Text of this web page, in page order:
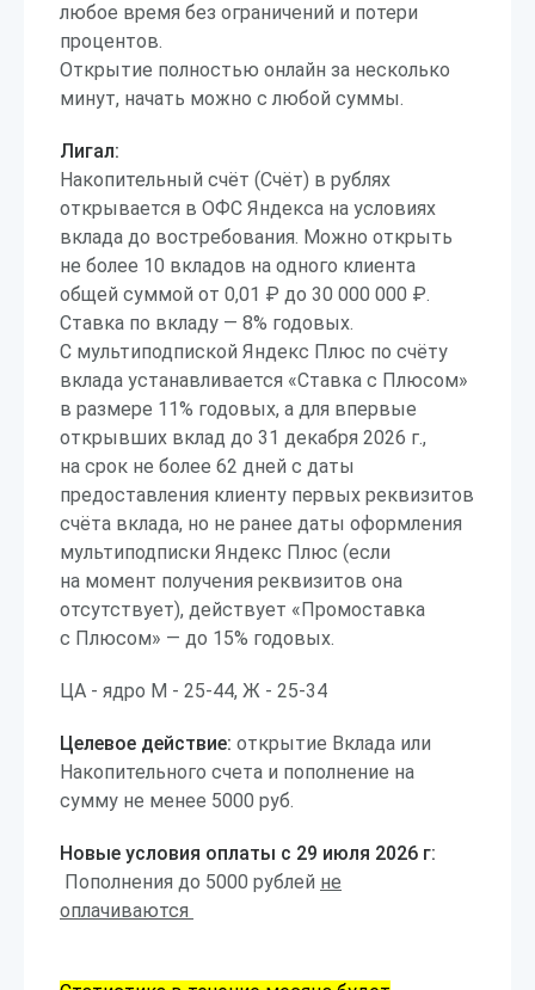
любое время без ограничений и потери
процентов.
Открытие полностью онлайн за несколько
минут, начать можно с любой суммы.
Лигал:
Накопительный счёт (Счёт) в рублях
открывается в ОФС Яндекса на условиях
вклада до востребования. Можно открыть
не более 10 вкладов на одного клиента
общей суммой от 0,01 ₽ до 30 000 000 ₽.
Ставка по вкладу — 8% годовых.
С мультиподпиской Яндекс Плюс по счёту
вклада устанавливается «Ставка с Плюсом»
в размере 11% годовых, а для впервые
открывших вклад до 31 декабря 2026 г.,
на срок не более 62 дней с даты
предоставления клиенту первых реквизитов
счёта вклада, но не ранее даты оформления
мультиподписки Яндекс Плюс (если
на момент получения реквизитов она
отсутствует), действует «Промоставка
с Плюсом» — до 15% годовых.
ЦА - ядро М - 25-44, Ж - 25-34
Целевое действие: открытие Вклада или
Накопительного счета и пополнение на
сумму не менее 5000 руб.
Новые условия оплаты с 29 июля 2026 г:
Пополнения до 5000 рублей не
оплачиваются